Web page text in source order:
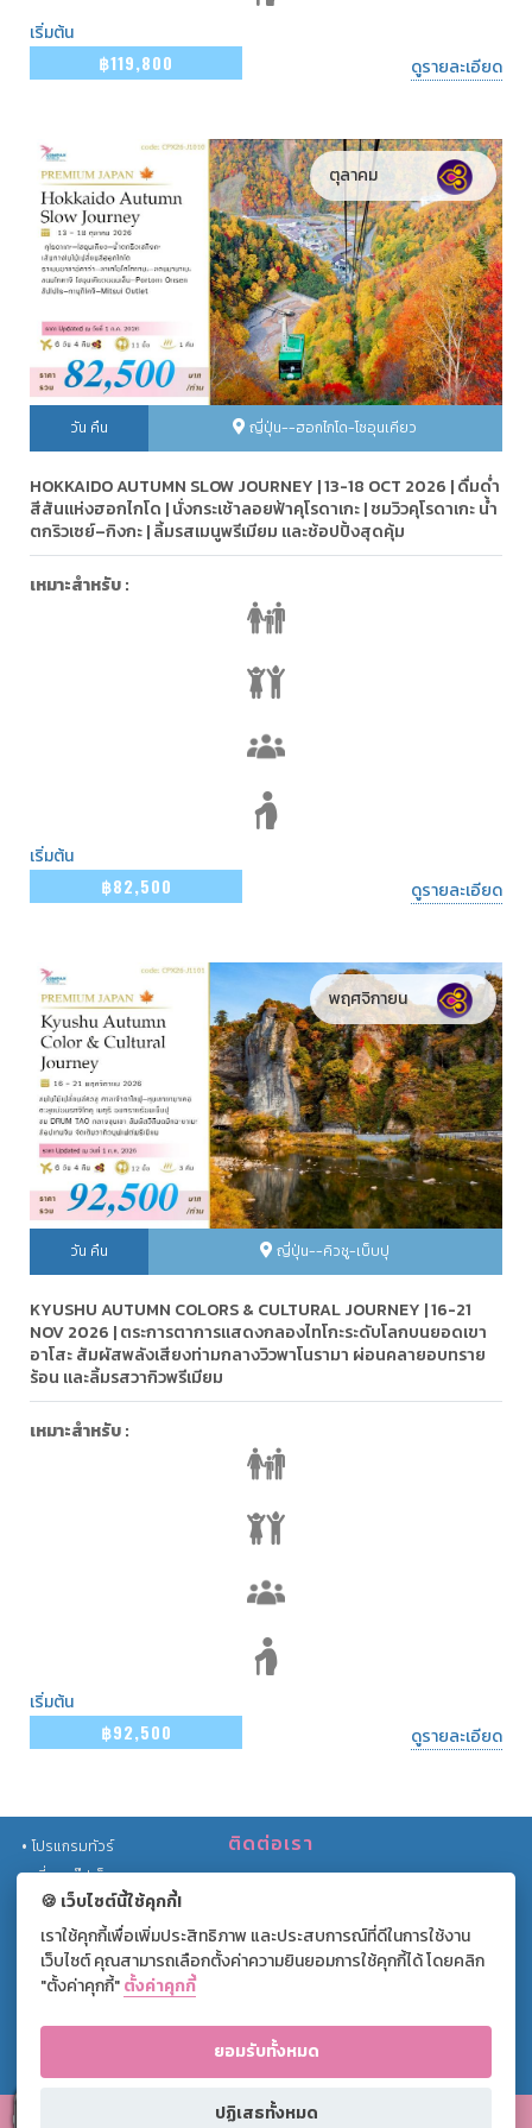
เริ่มต้น
฿119,800
ดูรายละเอียด
ตุลาคม
วัน คืน ญี่ปุ่น--ฮอกไกโด-โซอุนเคียว
HOKKAIDO AUTUMN SLOW JOURNEY | 13-18 OCT 2026 | ดื่มด่ำ
สีสันแห่งฮอกไกโด | นั่งกระเช้าลอยฟ้าคุโรดาเกะ | ชมวิวคุโรดาเกะ น้ำ
ตกริวเซย์–กิงกะ | ลิ้มรสเมนูพรีเมียม และช้อปปิ้งสุดคุ้ม
เหมาะสำหรับ :
เริ่มต้น
฿82,500
ดูรายละเอียด
พฤศจิกายน
วัน คืน ญี่ปุ่น--คิวชู-เบ็บปุ
KYUSHU AUTUMN COLORS & CULTURAL JOURNEY | 16-21
NOV 2026 | ตระการตาการแสดงกลองไทโกะระดับโลกบนยอดเขา
อาโสะ สัมผัสพลังเสียงท่ามกลางวิวพาโนรามา ผ่อนคลายอบทราย
ร้อน และลิ้มรสวากิวพรีเมียม
เหมาะสำหรับ :
เริ่มต้น
฿92,500
ดูรายละเอียด
โปรแกรมทัวร์
เที่ยวกรุ๊ปเล็ก
ทัวร์รถไฟ
โปรโมชั่น
บทความท่องเที่ยว
แกลลอรี่
เกี่ยวกับเรา
ติดต่อเรา
ยานนาวา กรุงเทพฯ 10120
+(66) 02 169 1766 ext. 0
- 2026 Compax World Co.,Ltd. All Right Reserved. |
🍪 เว็บไซต์นี้ใช้คุกกี้!
เราใช้คุกกี้เพื่อเพิ่มประสิทธิภาพ และประสบการณ์ที่ดีในการใช้งาน
เว็บไซต์ คุณสามารถเลือกตั้งค่าความยินยอมการใช้คุกกี้ได้ โดยคลิก
"ตั้งค่าคุกกี้"ตั้งค่าคุกกี้
ยอมรับทั้งหมด
ปฏิเสธทั้งหมด